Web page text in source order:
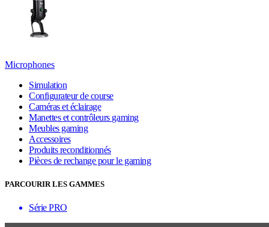
Microphones
Simulation
Configurateur de course
Caméras et éclairage
Manettes et contrôleurs gaming
Meubles gaming
Accessoires
Produits reconditionnés
Pièces de rechange pour le gaming
PARCOURIR LES GAMMES
Série PRO